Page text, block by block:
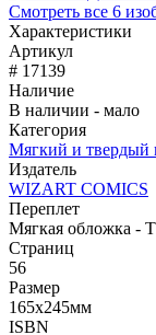
Смотреть все 6
Характеристики
Артикул
# 17139
Наличие
В наличии - мало
Категория
Мягкий и твердый
Издатель
WIZART COMICS
Переплет
Мягкая обложка -
Страниц
56
Размер
165х245мм
ISBN